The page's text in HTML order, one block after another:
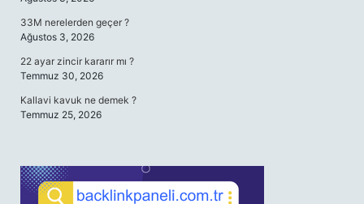
33M nerelerden geçer ?
Ağustos 3, 2026
22 ayar zincir kararır mı ?
Temmuz 30, 2026
Kallavi kavuk ne demek ?
Temmuz 25, 2026